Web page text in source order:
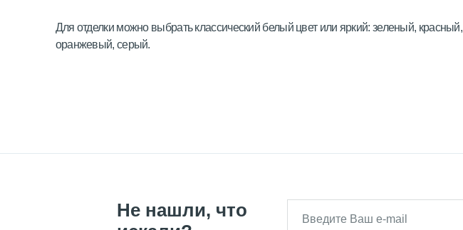
Для отделки можно выбрать классический белый цвет или яркий: зеленый, красный,
оранжевый, серый.
Не нашли, что